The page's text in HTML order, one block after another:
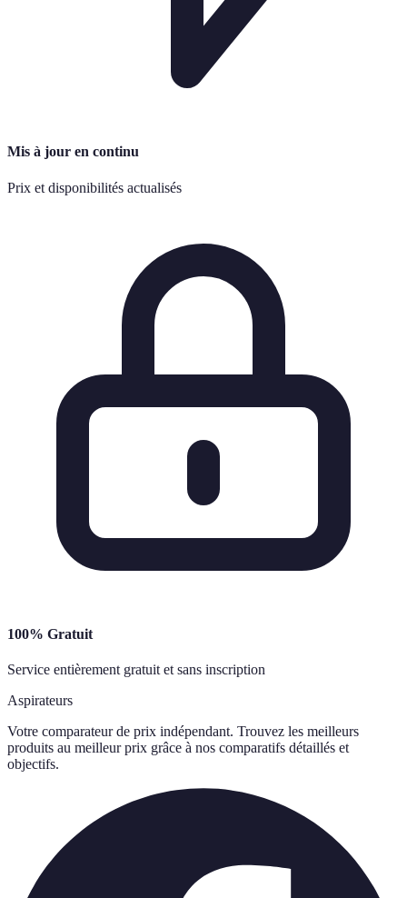
Mis à jour en continu
Prix et disponibilités actualisés
100% Gratuit
Service entièrement gratuit et sans inscription
Aspirateurs
Votre comparateur de prix indépendant. Trouvez les meilleurs
produits au meilleur prix grâce à nos comparatifs détaillés et
objectifs.